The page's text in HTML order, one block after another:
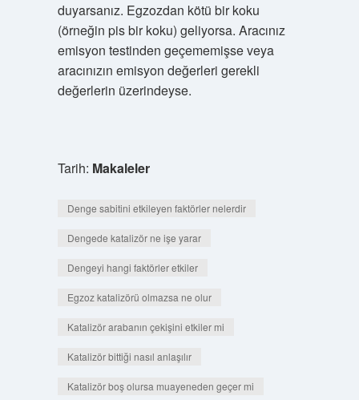
duyarsanız. Egzozdan kötü bir koku
(örneğin pis bir koku) geliyorsa. Aracınız
emisyon testinden geçememişse veya
aracınızın emisyon değerleri gerekli
değerlerin üzerindeyse.
Tarih: Makaleler
Denge sabitini etkileyen faktörler nelerdir
Dengede katalizör ne işe yarar
Dengeyi hangi faktörler etkiler
Egzoz katalizörü olmazsa ne olur
Katalizör arabanın çekişini etkiler mi
Katalizör bittiği nasıl anlaşılır
Katalizör boş olursa muayeneden geçer mi